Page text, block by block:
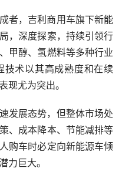
者，吉利商用车旗下新能
，深度探索，持续引领行
甲醇、氢燃料等多种行业
术以其高成熟度和在续
现尤为突出。
发展态势，但整体市场处
、成本降本、节能减排等
购车时必定向新能源车倾
力巨大。